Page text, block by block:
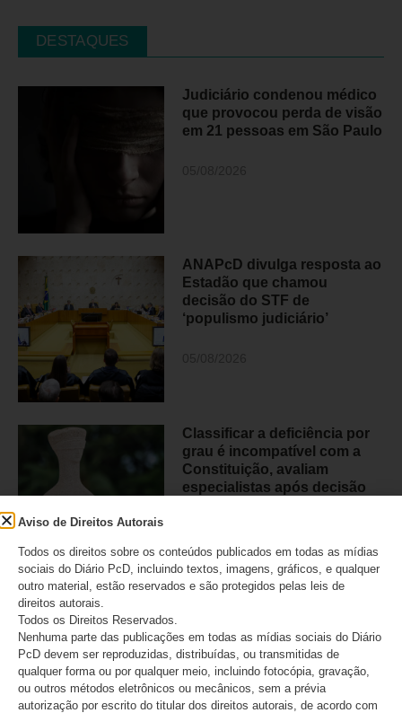
DESTAQUES
Judiciário condenou médico
que provocou perda de visão
em 21 pessoas em São Paulo
ANAPcD divulga resposta ao
Estadão que chamou
decisão do STF de
‘populismo judiciário’
Classificar a deficiência por
grau é incompatível com a
Constituição, avaliam
especialistas após decisão
04/08/2026
CATEGORIAS
Acessibilidade
Artigo/Opinião
Aviso de Direitos Autorais
Todos os direitos sobre os conteúdos publicados em todas as mídias
sociais do Diário PcD, incluindo textos, imagens, gráficos, e qualquer
outro material, estão reservados e são protegidos pelas leis de
direitos autorais.
Todos os Direitos Reservados.
Nenhuma parte das publicações em todas as mídias sociais do Diário
PcD devem ser reproduzidas, distribuídas, ou transmitidas de
qualquer forma ou por qualquer meio, incluindo fotocópia, gravação,
ou outros métodos eletrônicos ou mecânicos, sem a prévia
autorização por escrito do titular dos direitos autorais, de acordo com